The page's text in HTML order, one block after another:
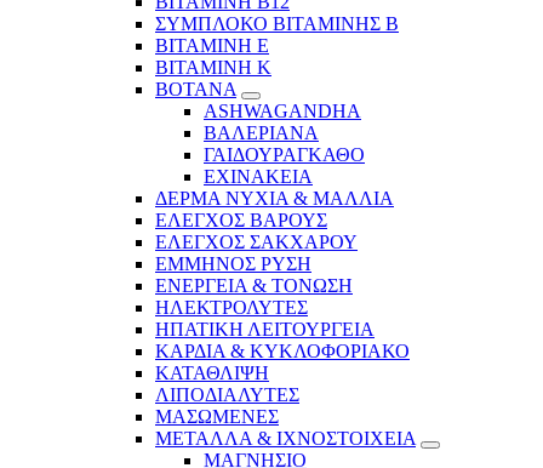
ΣΥΜΠΛΟΚΟ ΒΙΤΑΜΙΝΗΣ Β
ΒΙΤΑΜΙΝΗ Ε
ΒΙΤΑΜΙΝΗ Κ
ΒΟΤΑΝΑ
ASHWAGANDHA
ΒΑΛΕΡΙΑΝΑ
ΓΑΙΔΟΥΡΑΓΚΑΘΟ
ΕΧΙΝΑΚΕΙΑ
ΔΕΡΜΑ ΝΥΧΙΑ & ΜΑΛΛΙΑ
ΕΛΕΓΧΟΣ ΒΑΡΟΥΣ
ΕΛΕΓΧΟΣ ΣΑΚΧΑΡΟΥ
ΕΜΜΗΝΟΣ ΡΥΣΗ
ΕΝΕΡΓΕΙΑ & ΤΟΝΩΣΗ
ΗΛΕΚΤΡΟΛΥΤΕΣ
ΗΠΑΤΙΚΗ ΛΕΙΤΟΥΡΓΕΙΑ
ΚΑΡΔΙΑ & ΚΥΚΛΟΦΟΡΙΑΚΟ
ΚΑΤΑΘΛΙΨΗ
ΛΙΠΟΔΙΑΛΥΤΕΣ
ΜΑΣΩΜΕΝΕΣ
ΜΕΤΑΛΛΑ & ΙΧΝΟΣΤΟΙΧΕΙΑ
ΜΑΓΝΗΣΙΟ